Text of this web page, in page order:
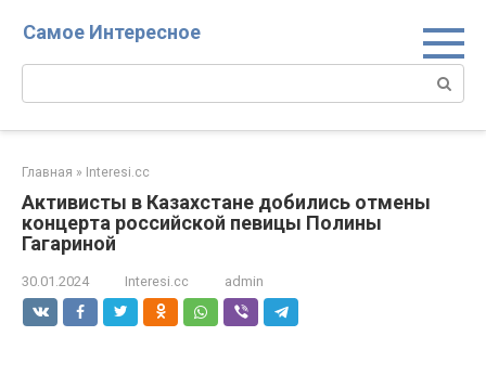
Самое Интересное
Поиск:
Главная » Interesi.cc
Активисты в Казахстане добились отмены
концерта российской певицы Полины
Гагариной
30.01.2024 Interesi.cc admin